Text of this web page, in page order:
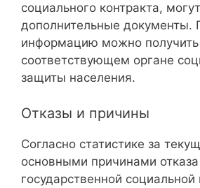
социального контракта,
дополнительные документы.
информацию можно получить
соответствующем органе
защиты населения.
Отказы и причины
Согласно статистике за
основными причинами
государственной